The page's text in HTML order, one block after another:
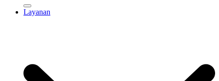
Layanan